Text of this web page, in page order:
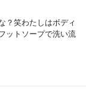
？笑わたしはボディ
ットソープで洗い流